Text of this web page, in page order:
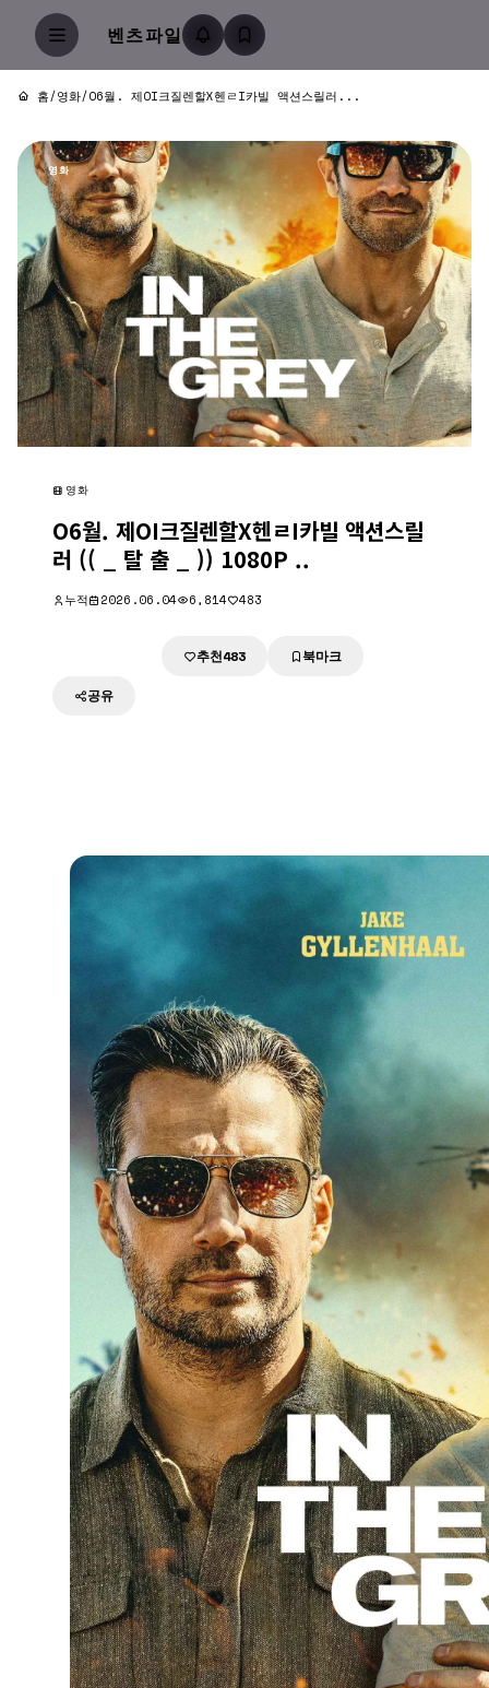
벤츠파일
홈/영화/O6월. 제OI크질렌할X헨ㄹI카빌 액션스릴러...
영화
영화
O6월. 제OI크질렌할X헨ㄹI카빌 액션스릴
러 (( _ 탈 출 _ )) 1080P ..
누적 2026.06.04 6,814 483
추천483 북마크
공유